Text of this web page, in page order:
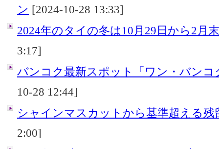
ン [2024-10-28 13:33]
2024年のタイの冬は10月29日から2月
3:17]
バンコク最新スポット「ワン・バンコ
10-28 12:44]
シャインマスカットから基準超える残
2:00]